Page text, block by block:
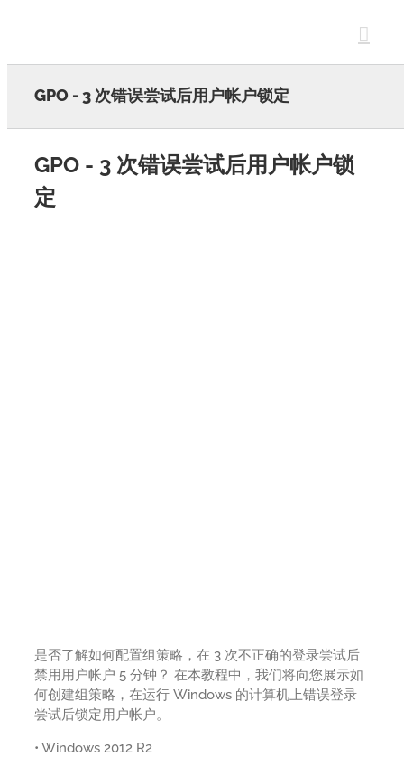
GPO - 3 次错误尝试后用户帐户锁定
GPO - 3 次错误尝试后用户帐户锁
定
是否了解如何配置组策略，在 3 次不正确的登录尝试后
禁用用户帐户 5 分钟？ 在本教程中，我们将向您展示如
何创建组策略，在运行 Windows 的计算机上错误登录
尝试后锁定用户帐户。
• Windows 2012 R2